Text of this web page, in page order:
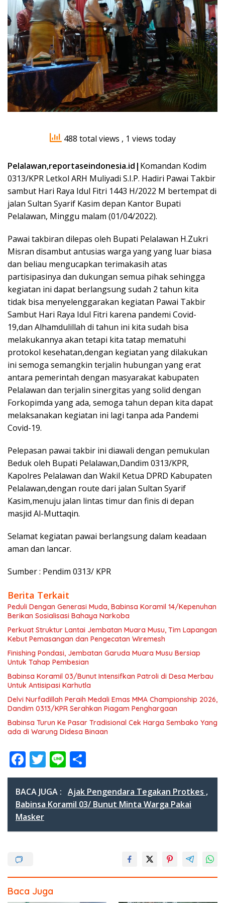
488 total views , 1 views today
Pelalawan,reportaseindonesia.id| Komandan Kodim
0313/KPR Letkol ARH Muliyadi S.I.P. Hadiri Pawai Takbir
sambut Hari Raya Idul Fitri 1443 H/2022 M bertempat di
jalan Sultan Syarif Kasim depan Kantor Bupati
Pelalawan, Minggu malam (01/04/2022).
Pawai takbiran dilepas oleh Bupati Pelalawan H.Zukri
Misran disambut antusias warga yang yang luar biasa
dan beliau mengucapkan terimakasih atas
partisipasinya dan dukungan semua pihak sehingga
kegiatan ini dapat berlangsung sudah 2 tahun kita
tidak bisa menyelenggarakan kegiatan Pawai Takbir
Sambut Hari Raya Idul Fitri karena pandemi Covid-
19,dan Alhamdulillah di tahun ini kita sudah bisa
melakukannya akan tetapi kita tatap mematuhi
protokol kesehatan,dengan kegiatan yang dilakukan
ini semoga semangkin terjalin hubungan yang erat
antara pemerintah dengan masyarakat kabupaten
Pelalawan dan terjalin sinergitas yang solid dengan
Forkopimda yang ada, semoga tahun depan kita dapat
melaksanakan kegiatan ini lagi tanpa ada Pandemi
Covid-19.
Pelepasan pawai takbir ini diawali dengan pemukulan
Beduk oleh Bupati Pelalawan,Dandim 0313/KPR,
Kapolres Pelalawan dan Wakil Ketua DPRD Kabupaten
Pelalawan,dengan route dari jalan Sultan Syarif
Kasim,menuju jalan lintas timur dan finis di depan
masjid Al-Muttaqin.
Selamat kegiatan pawai berlangsung dalam keadaan
aman dan lancar.
Sumber : Pendim 0313/ KPR
Berita Terkait
Peduli Dengan Generasi Muda, Babinsa Koramil 14/Kepenuhan
Berikan Sosialisasi Bahaya Narkoba
Perkuat Struktur Lantai Jembatan Muara Musu, Tim Lapangan
Kebut Pemasangan dan Pengecatan Wiremesh
Finishing Pondasi, Jembatan Garuda Muara Musu Bersiap
Untuk Tahap Pembesian
Babinsa Koramil 03/Bunut Intensifkan Patroli di Desa Merbau
Untuk Antisipasi Karhutla
Delvi Nurfadillah Peraih Medali Emas MMA Championship 2026,
Dandim 0313/KPR Serahkan Piagam Penghargaan
Babinsa Turun Ke Pasar Tradisional Cek Harga Sembako Yang
ada di Warung Didesa Binaan
F
ac
e
b
o
o
T
w
itt
er
Li
n
e
h
ar
e
BACA JUGA : Ajak Pengendara Tegakan Protkes ,
Babinsa Koramil 03/ Bunut Minta Warga Pakai
Masker
Baca Juga